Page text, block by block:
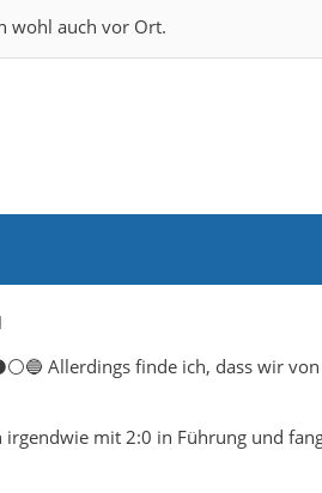
wohl auch vor Ort.
Allerdings finde ich, dass wir
mit 2:0 in Führung und